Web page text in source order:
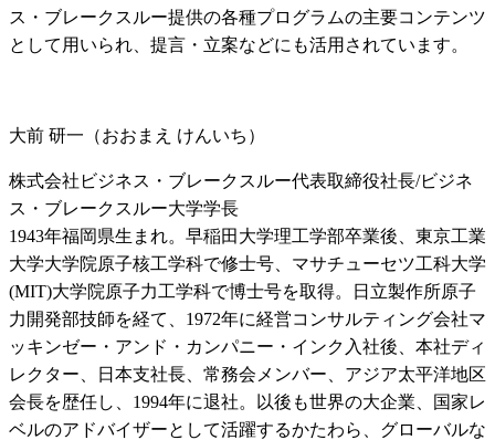
ス・ブレークスルー提供の各種プログラムの主要コンテンツ
として用いられ、提言・立案などにも活用されています。
大前 研一（おおまえ けんいち）
株式会社ビジネス・ブレークスルー代表取締役社長/ビジネ
ス・ブレークスルー大学学長
1943年福岡県生まれ。早稲田大学理工学部卒業後、東京工業
大学大学院原子核工学科で修士号、マサチューセツ工科大学
(MIT)大学院原子力工学科で博士号を取得。日立製作所原子
力開発部技師を経て、1972年に経営コンサルティング会社マ
ッキンゼー・アンド・カンパニー・インク入社後、本社ディ
レクター、日本支社長、常務会メンバー、アジア太平洋地区
会長を歴任し、1994年に退社。以後も世界の大企業、国家レ
ベルのアドバイザーとして活躍するかたわら、グローバルな